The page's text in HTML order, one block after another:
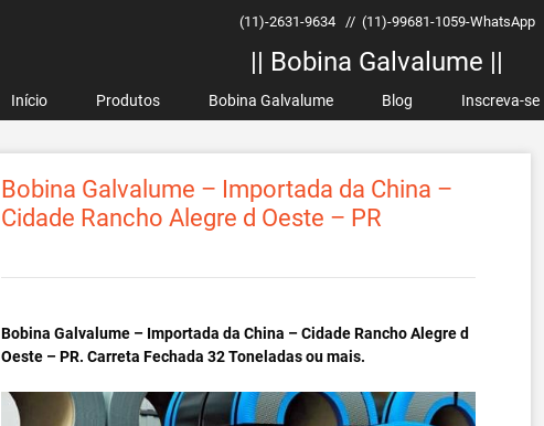
(11)-2631-9634 // (11)-99681-1059-WhatsApp
|| Bobina Galvalume ||
Início Produtos Bobina Galvalume Blog Inscreva-se
Bobina Galvalume – Importada da China –
Cidade Rancho Alegre d Oeste – PR
Bobina Galvalume – Importada da China – Cidade Rancho Alegre d
Oeste – PR. Carreta Fechada 32 Toneladas ou mais.